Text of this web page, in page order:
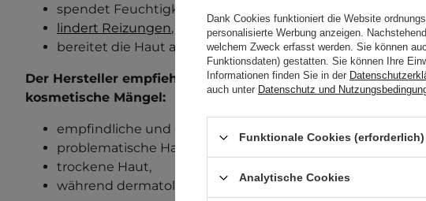
spendet Feuchtigkeit und
lindert Reizungen,
bereitet die Haut auf weitere Pflegeschritte vor.
Der Hersteller empfiehlt dieses Produkt für die folgenden
kosmetische Mängel:
empfindliche und gereizte Haut,
problematische Haut mit Neigung zu
trockene Haut,
während dermatologischer Behandlungen.
Dank Cookies funktioniert die Website
personalisierte Werbung anzeigen.
welchem Zweck erfasst werden. Sie können
Funktionsdaten) gestatten. Sie können Ihre
Informationen finden Sie in der
auch unter Datenschutz und
Funktionale Cookies (erforderlich)
Analytische Cookies